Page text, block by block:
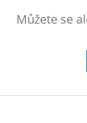
Můžete se
Z